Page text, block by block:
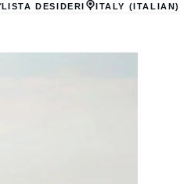
LISTA DESIDERI ITALY (ITALIAN)